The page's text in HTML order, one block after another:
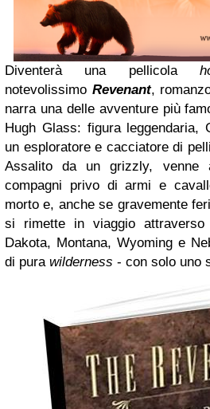
Diventerà una pellicola
notevolissimo Revenant,
narra una delle avventure più
Hugh Glass: figura
un esploratore e cacciatore di
Assalito da un grizzly, venne
compagni privo di armi e
morto e, anche se gravemente
si rimette in viaggio
Dakota, Montana, Wyoming e
di pura wilderness - con solo uno